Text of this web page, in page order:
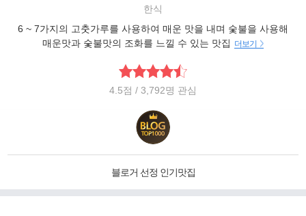
한식
6 ~ 7가지의 고춧가루를 사용하여 매운 맛을 내며 숯불을 사용해
매운맛과 숯불맛의 조화를 느낄 수 있는 맛집 더보기
4.5점 / 3,792명 관심
블로거 선정 인기맛집